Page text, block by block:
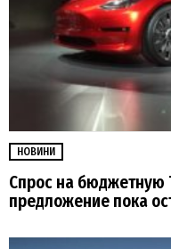
НОВИНИ
Спрос на бюджетную
предложение пока